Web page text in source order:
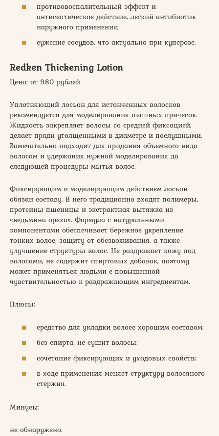
противовоспалительный эффект и
антисептическое действие, легкий антибиотик
наружного применения;
сужение сосудов, что актуально при куперозе.
Redken Thickening Lotion
Цена: от 980 рублей
Уплотняющий лосьон для истонченных волосков
рекомендуется для моделирования пышных причесок.
Жидкость закрепляет волосы со средней фиксацией,
делает пряди утолщенными в диаметре и послушными.
Замечательно подходит для придания объемного вида
волосам и удержания нужной моделирования до
следующей процедуры мытья волос.
Фиксирующим и моделирующим действием лосьон
обязан составу. В него традиционно входят полимеры,
протеины пшеницы и экстрактная вытяжка из
«ведьмина ореха». Формула с натуральными
компонентами обеспечивает бережное укрепление
тонких волос, защиту от обезвоживания, а также
улучшение структуры волос. Не раздражает кожу под
волосами, не содержит спиртовых добавок, поэтому
может применяться людьми с повышенной
чувствительностью к раздражающим ингредиентам.
Плюсы:
средство для укладки волосс хорошим составом;
без спирта, не сушит волосы;
сочетание фиксирующих и уходовых свойств;
в ходе применения меняет структуру волосяного
стержня.
Минусы:
не обнаружено.